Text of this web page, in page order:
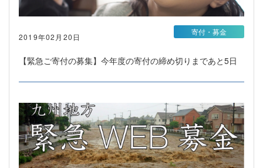
2019年02月20日
【緊急ご寄付の募集】今年度の寄付の締め切りまであと5日
寄付・募金